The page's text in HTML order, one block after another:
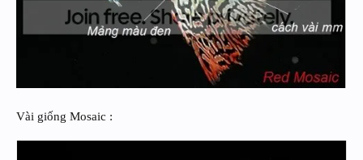
Vài giống Mosaic :